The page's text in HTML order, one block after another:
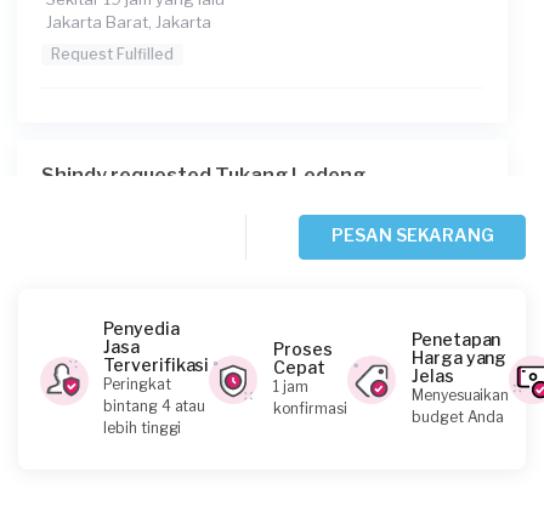
Jakarta Barat, Jakarta
Request Fulfilled
Shindy requested Tukang Ledeng
Johnny Hartawan requested Tukang Ledeng
1 hari yang lalu
Jakarta Selatan, Jakarta
PESAN SEKARANG
Penyedia
Jasa
Terverifikasi
Peringkat
bintang 4 atau
lebih tinggi
Proses
Cepat
1 jam
konfirmasi
Penetapan
Harga yang
Jelas
Menyesuaikan
budget Anda